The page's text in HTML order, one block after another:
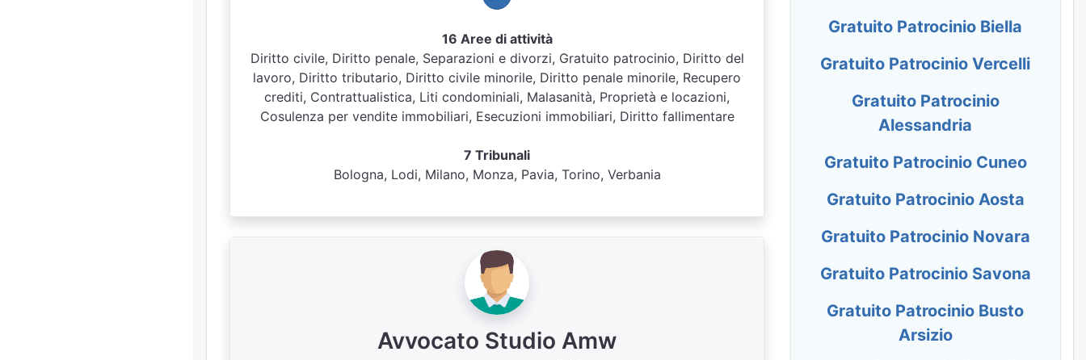
16 Aree di attività
Diritto civile, Diritto penale, Separazioni e divorzi, Gratuito patrocinio, Diritto del
lavoro, Diritto tributario, Diritto civile minorile, Diritto penale minorile, Recupero
crediti, Contrattualistica, Liti condominiali, Malasanità, Proprietà e locazioni,
Cosulenza per vendite immobiliari, Esecuzioni immobiliari, Diritto fallimentare
7 Tribunali
Bologna, Lodi, Milano, Monza, Pavia, Torino, Verbania
Avvocato Studio Amw
Gratuito Patrocinio Biella
Gratuito Patrocinio Vercelli
Gratuito Patrocinio
Alessandria
Gratuito Patrocinio Cuneo
Gratuito Patrocinio Aosta
Gratuito Patrocinio Novara
Gratuito Patrocinio Savona
Gratuito Patrocinio Busto
Arsizio